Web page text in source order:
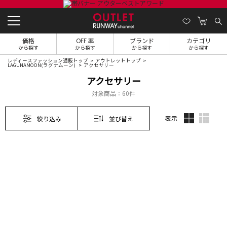
価格
から探す
OFF 率
から探す
ブランド
から探す
カテゴリ
から探す
レディースファッション通販トップ アウトレットトップ
LAGUNAMOON(ラグナムーン) アクセサリー
アクセサリー
対象商品： 60件
絞り込み 並び替え 表示